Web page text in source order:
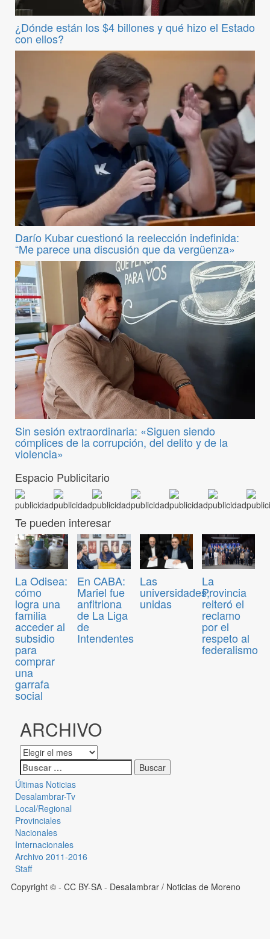
¿Dónde están los $4 billones y qué hizo el Estado
con ellos?
Darío Kubar cuestionó la reelección indefinida:
“Me parece una discusión que da vergüenza»
Sin sesión extraordinaria: «Siguen siendo
cómplices de la corrupción, del delito y de la
violencia»
Espacio Publicitario
Te pueden interesar
La Odisea:
cómo
logra una
familia
acceder al
subsidio
para
comprar
una
garrafa
social
En CABA:
Mariel fue
anfitriona
de La Liga
de
Intendentes
Las
universidades,
unidas
La
Provincia
reiteró el
reclamo
por el
respeto al
federalismo
ARCHIVO
Últimas Noticias
Desalambrar-Tv
Local/Regional
Provinciales
Nacionales
Internacionales
Archivo 2011-2016
Staff
Copyright © - CC BY-SA - Desalambrar / Noticias de Moreno